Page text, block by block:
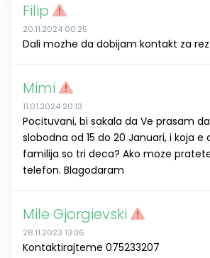
Filip
20.11.2024 00:25
Dali mozhe da dobijam kontakt za
Mimi
11.01.2024 20:13
Pocituvani, bi sakala da Ve prasam
slobodna od 15 do 20 Januari, i koja e
familija so tri deca? Ako moze
telefon. Blagodaram
Mile Gjorgievski
28.11.2023 13:36
Kontaktirajteme 075233207